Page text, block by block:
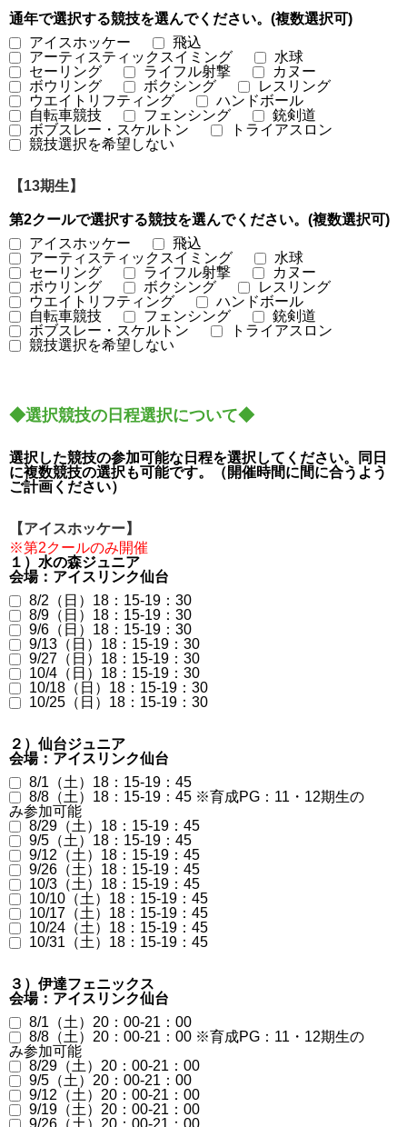
通年で選択する競技を選んでください。(複数選択可)
アイスホッケー
飛込
アーティスティックスイミング
水球
セーリング
ライフル射撃
カヌー
ボウリング
ボクシング
レスリング
ウエイトリフティング
ハンドボール
自転車競技
フェンシング
銃剣道
ボブスレー・スケルトン
トライアスロン
競技選択を希望しない
【13期生】
第2クールで選択する競技を選んでください。(複数選択可)
アイスホッケー
飛込
アーティスティックスイミング
水球
セーリング
ライフル射撃
カヌー
ボウリング
ボクシング
レスリング
ウエイトリフティング
ハンドボール
自転車競技
フェンシング
銃剣道
ボブスレー・スケルトン
トライアスロン
競技選択を希望しない
◆選択競技の日程選択について◆
選択した競技の参加可能な日程を選択してください。同日
に複数競技の選択も可能です。（開催時間に間に合うよう
ご計画ください）
【アイスホッケー】
※第2クールのみ開催
１）水の森ジュニア
会場：アイスリンク仙台
8/2（日）18：15-19：30
8/9（日）18：15-19：30
9/6（日）18：15-19：30
9/13（日）18：15-19：30
9/27（日）18：15-19：30
10/4（日）18：15-19：30
10/18（日）18：15-19：30
10/25（日）18：15-19：30
２）仙台ジュニア
会場：アイスリンク仙台
8/1（土）18：15-19：45
8/8（土）18：15-19：45 ※育成PG：11・12期生の
み参加可能
8/29（土）18：15-19：45
9/5（土）18：15-19：45
9/12（土）18：15-19：45
9/26（土）18：15-19：45
10/3（土）18：15-19：45
10/10（土）18：15-19：45
10/17（土）18：15-19：45
10/24（土）18：15-19：45
10/31（土）18：15-19：45
３）伊達フェニックス
会場：アイスリンク仙台
8/1（土）20：00-21：00
8/8（土）20：00-21：00 ※育成PG：11・12期生の
み参加可能
8/29（土）20：00-21：00
9/5（土）20：00-21：00
9/12（土）20：00-21：00
9/19（土）20：00-21：00
9/26（土）20：00-21：00